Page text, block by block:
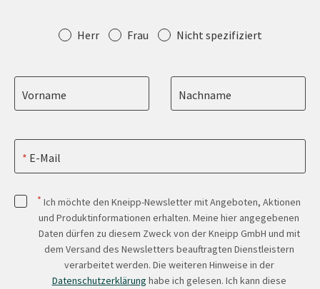
Anrede Herr Frau Nicht spezifiziert
Vorname Nachname
E-Mail
* Ich möchte den Kneipp-Newsletter mit Angeboten, Aktionen
und Produktinformationen erhalten. Meine hier angegebenen
Daten dürfen zu diesem Zweck von der Kneipp GmbH und mit
dem Versand des Newsletters beauftragten Dienstleistern
verarbeitet werden. Die weiteren Hinweise in der
Datenschutzerklärung habe ich gelesen. Ich kann diese